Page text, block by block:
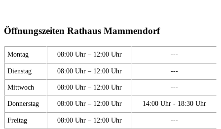
Öffnungszeiten Rathaus Mammendorf
Montag 08:00 Uhr – 12:00 Uhr ---
Dienstag 08:00 Uhr – 12:00 Uhr ---
Mittwoch 08:00 Uhr – 12:00 Uhr ---
Donnerstag 08:00 Uhr – 12:00 Uhr 14:00 Uhr - 18:30 Uhr
Freitag 08:00 Uhr – 12:00 Uhr ---